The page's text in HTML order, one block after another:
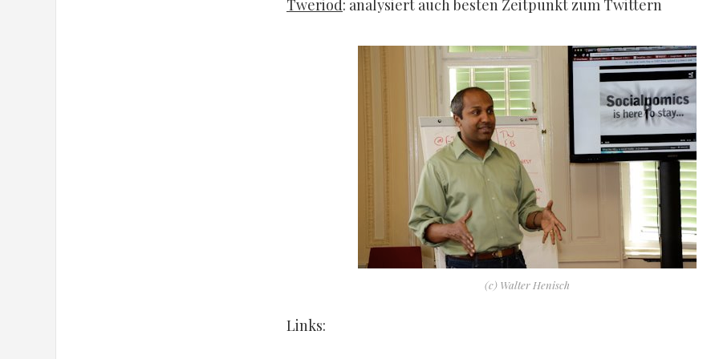
Tweriod: analysiert auch besten Zeitpunkt zum Twittern
(c) Walter Henisch
Links: